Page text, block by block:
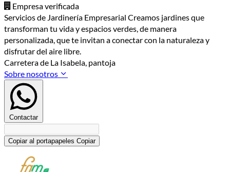
Empresa verificada
Servicios de Jardinería Empresarial Creamos jardines que
transforman tu vida y espacios verdes, de manera
personalizada, que te invitan a conectar con la naturaleza y
disfrutar del aire libre.
Carretera de La Isabela, pantoja
Sobre nosotros
Contactar
Copiar al portapapeles Copiar